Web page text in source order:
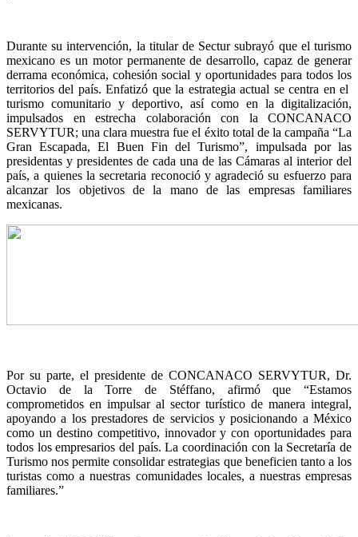
Durante su intervención, la titular de Sectur subrayó que el turismo
mexicano es un motor permanente de desarrollo, capaz de generar
derrama económica, cohesión social y oportunidades para todos los
territorios del país. Enfatizó que la estrategia actual se centra en el
turismo comunitario y deportivo, así como en la digitalización,
impulsados en estrecha colaboración con la CONCANACO
SERVYTUR; una clara muestra fue el éxito total de la campaña “La
Gran Escapada, El Buen Fin del Turismo”, impulsada por las
presidentas y presidentes de cada una de las Cámaras al interior del
país, a quienes la secretaria reconoció y agradeció su esfuerzo para
alcanzar los objetivos de la mano de las empresas familiares
mexicanas.
Por su parte, el presidente de CONCANACO SERVYTUR, Dr.
Octavio de la Torre de Stéffano, afirmó que “Estamos
comprometidos en impulsar al sector turístico de manera integral,
apoyando a los prestadores de servicios y posicionando a México
como un destino competitivo, innovador y con oportunidades para
todos los empresarios del país. La coordinación con la Secretaría de
Turismo nos permite consolidar estrategias que beneficien tanto a los
turistas como a nuestras comunidades locales, a nuestras empresas
familiares.”